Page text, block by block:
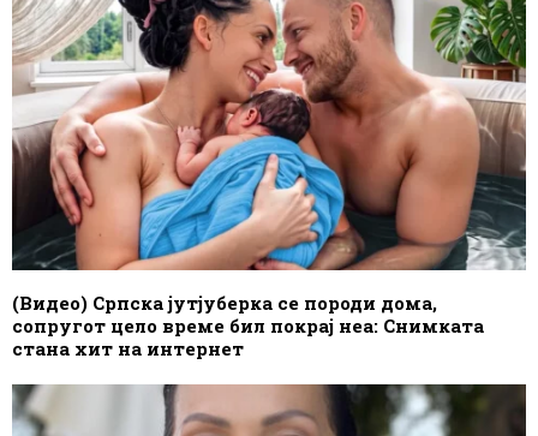
(Видео) Српска јутјуберка се породи дома,
сопругот цело време бил покрај неа: Снимката
стана хит на интернет